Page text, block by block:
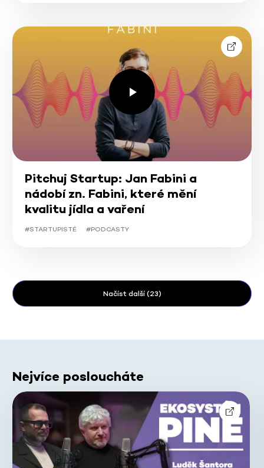
Pitchuj Startup: Jan Fabini a
nádobí zn. Fabini, které mění
kvalitu jídla a vaření
#STARTUPISTÉ #PODCASTY
Načíst další (23)
Nejvíce posloucháte